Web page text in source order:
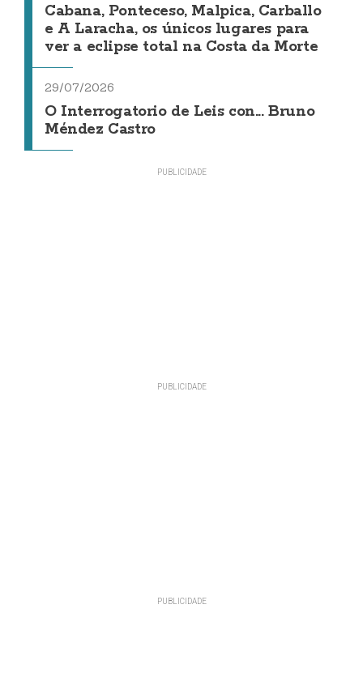
Cabana, Ponteceso, Malpica, Carballo
e A Laracha, os únicos lugares para
ver a eclipse total na Costa da Morte
29/07/2026
O Interrogatorio de Leis con... Bruno
Méndez Castro